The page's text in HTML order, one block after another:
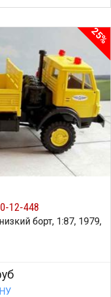
12-448
борт, 1:87, 1979,
25%